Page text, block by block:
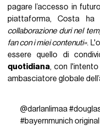
pagare l’accesso in
piattaforma, Costa ha
collaborazione duri nel
fan con i miei contenuti».
essere quello di
quotidiana, con
ambasciatore globale
@darlanlimaa
#bayernmunich